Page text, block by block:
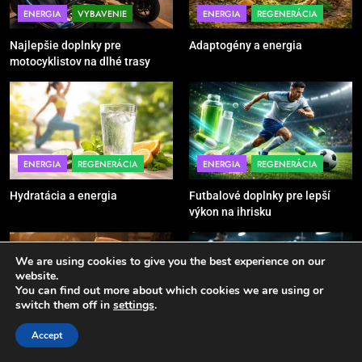
Ako vybrať basketbalovú loptu a
obuv správne
VYBAVENIE
6
Ako kombinovať rôzne tréningové
pomôcky
POMÔCKY VYBAVENIE
7
8
ENERGIA VYBAVENIE
Najlepšie doplnky pre
motocyklistov na dlhé trasy
ENERGIA REGENERÁCIA
Adaptogény a energia
ENERGIA REGENERÁCIA
Hydratácia a energia
ENERGIA REGENERÁCIA
Futbalové doplnky pre lepší
výkon na ihrisku
REGENERÁCIA
Únava po tréningu – príčiny
We are using cookies to give you the best experience on our
website.
You can find out more about which cookies we are using or
switch them off in settings.
Accept